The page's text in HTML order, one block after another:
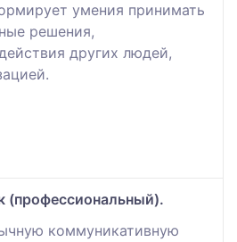
умения принимать
решения,
других людей,
(профессиональный).
коммуникативную